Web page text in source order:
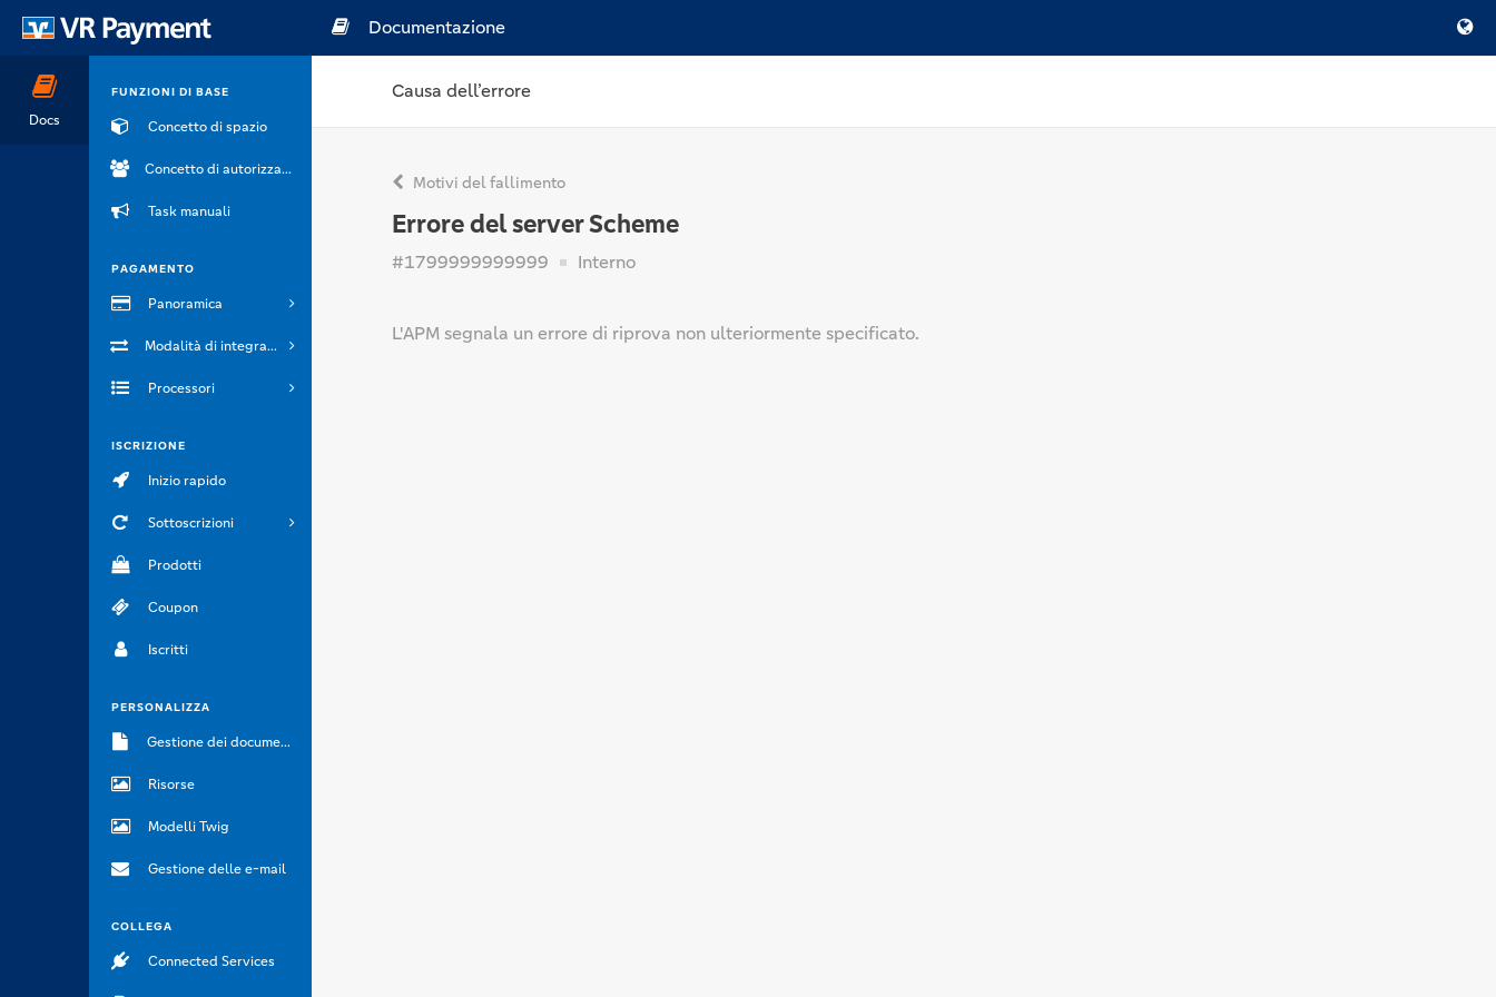
Docs
FUNZIONI DI BASE
Concetto di spazio
Concetto di autorizzazione
Task manuali
PAGAMENTO
Panoramica
Modalità di integrazione
Processori
ISCRIZIONE
Inizio rapido
Sottoscrizioni
Prodotti
Coupon
Iscritti
PERSONALIZZA
Gestione dei documenti
Risorse
Modelli Twig
Gestione delle e-mail
COLLEGA
Connected Services
Documentazione
Causa dell’errore
Motivi del fallimento
Errore del server Scheme
#1799999999999 Interno
L'APM segnala un errore di riprova non ulteriormente specificato.